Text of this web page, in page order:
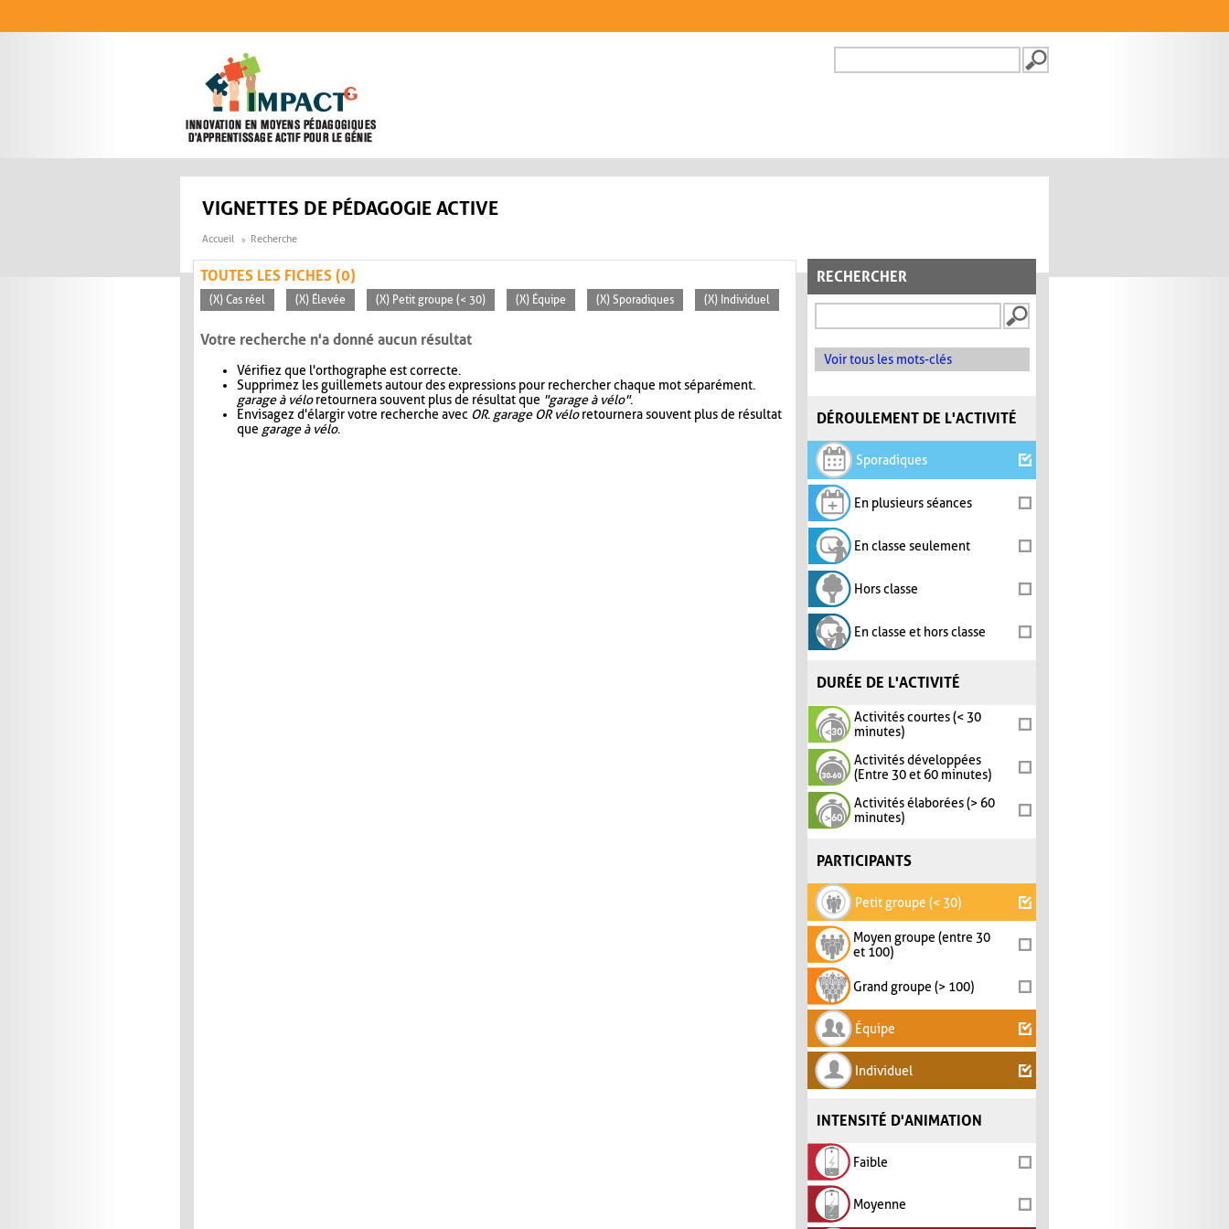
FORMULAIRE DE
VIGNETTES DE PÉDAGOGIE ACTIVE
Accueil Recherche
RECHERCHER
Voir tous les mots-clés
DÉROULEMENT DE L'ACTIVITÉ
Sporadiques
En plusieurs séances
En classe seulement
Hors classe
En classe et hors classe
DURÉE DE L'ACTIVITÉ
Activités courtes (< 30
minutes)
Activités développées
(Entre 30 et 60 minutes)
Activités élaborées (> 60
minutes)
PARTICIPANTS
Petit groupe (< 30)
Moyen groupe (entre 30
et 100)
Grand groupe (> 100)
Équipe
Individuel
INTENSITÉ D'ANIMATION
Faible
Moyenne
TOUTES LES FICHES (0)
(X) Cas réel (X) Élevée (X) Petit groupe (< 30) (X) Équipe (X) Sporadiques (X) Individuel
Votre recherche n'a donné aucun résultat
Vérifiez que l'orthographe est correcte.
Supprimez les guillemets autour des expressions pour rechercher chaque mot séparément.
garage à véloretournera souvent plus de résultat que "garage à vélo".
Envisagez d'élargir votre recherche avec OR. garage OR véloretournera souvent plus de résultat
que garage à vélo.